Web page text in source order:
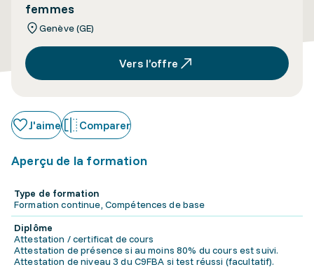
femmes
Genève (GE)
Vers l’offre
J'aime Comparer
Aperçu de la formation
Type de formation
Formation continue, Compétences de base
Diplôme
Attestation / certificat de cours
Attestation de présence si au moins 80% du cours est suivi.
Attestation de niveau 3 du C9FBA si test réussi (facultatif).